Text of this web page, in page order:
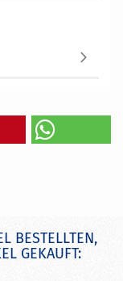
BESTELLTEN,
GEKAUFT: